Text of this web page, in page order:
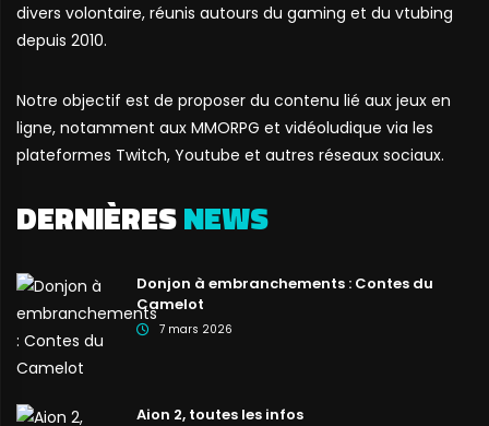
divers volontaire, réunis autours du gaming et du vtubing
depuis 2010.
Notre objectif est de proposer du contenu lié aux jeux en
ligne, notamment aux MMORPG et vidéoludique via les
plateformes Twitch, Youtube et autres réseaux sociaux.
DERNIÈRESNEWS
Donjon à embranchements : Contes du
Camelot
7 mars 2026
Aion 2, toutes les infos